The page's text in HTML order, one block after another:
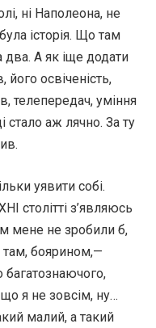
ні Наполеона, не
історія. Що там
два. А як іще додати
його освіченість,
телепередач, уміння
стало аж лячно. За ту
уявити собі.
столітті з’являюсь
мене не зробили б,
там, боярином,—
багатознаючого,
що я не зовсім, ну…
малий, а такий